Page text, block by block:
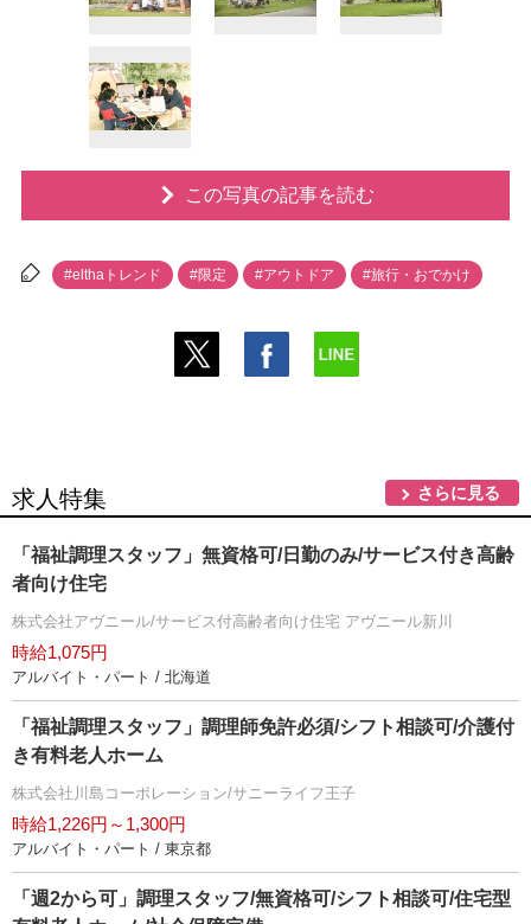
この写真の記事を読む
#elthaトレンド #限定 #アウトドア #旅行・おでかけ
求人特集 さらに見る
「福祉調理スタッフ」無資格可/日勤のみ/サービス付き高齢
者向け住宅
株式会社アヴニール/サービス付高齢者向け住宅 アヴニール新川
時給1,075円
アルバイト・パート / 北海道
「福祉調理スタッフ」調理師免許必須/シフト相談可/介護付
き有料老人ホーム
株式会社川島コーポレーション/サニーライフ王子
時給1,226円～1,300円
アルバイト・パート / 東京都
「週2から可」調理スタッフ/無資格可/シフト相談可/住宅型